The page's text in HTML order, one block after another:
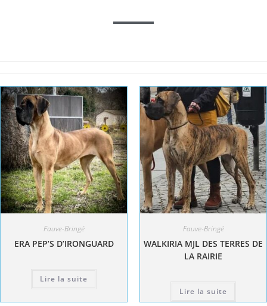
Fauve-Bringé
ERA PEP’S D’IRONGUARD
Lire la suite
Fauve-Bringé
WALKIRIA MJL DES TERRES DE
LA RAIRIE
Lire la suite